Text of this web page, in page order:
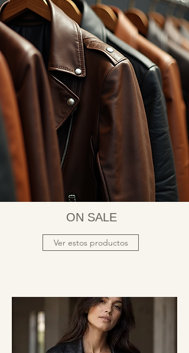
ON SALE
Ver estos productos